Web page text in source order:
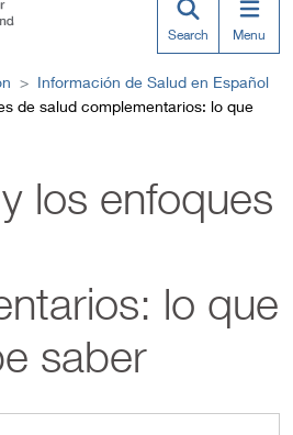
Search Menu
Información de Salud en Español
de salud complementarios: lo que
los enfoques
lo que
saber